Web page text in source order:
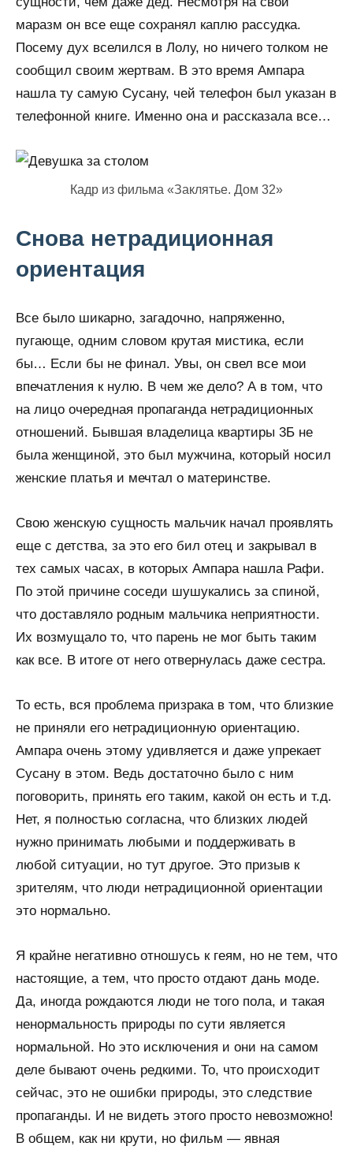
маразм он все еще сохранял каплю рассудка.
Посему дух вселился в Лолу, но ничего толком не
сообщил своим жертвам. В это время Ампара
нашла ту самую Сусану, чей телефон был указан в
телефонной книге. Именно она и рассказала все…
Кадр из фильма «Заклятье. Дом 32»
Снова нетрадиционная
ориентация
Все было шикарно, загадочно, напряженно,
пугающе, одним словом крутая мистика, если
бы… Если бы не финал. Увы, он свел все мои
впечатления к нулю. В чем же дело? А в том, что
на лицо очередная пропаганда нетрадиционных
отношений. Бывшая владелица квартиры 3Б не
была женщиной, это был мужчина, который носил
женские платья и мечтал о материнстве.
Свою женскую сущность мальчик начал проявлять
еще с детства, за это его бил отец и закрывал в
тех самых часах, в которых Ампара нашла Рафи.
По этой причине соседи шушукались за спиной,
что доставляло родным мальчика неприятности.
Их возмущало то, что парень не мог быть таким
как все. В итоге от него отвернулась даже сестра.
То есть, вся проблема призрака в том, что близкие
не приняли его нетрадиционную ориентацию.
Ампара очень этому удивляется и даже упрекает
Сусану в этом. Ведь достаточно было с ним
поговорить, принять его таким, какой он есть и т.д.
Нет, я полностью согласна, что близких людей
нужно принимать любыми и поддерживать в
любой ситуации, но тут другое. Это призыв к
зрителям, что люди нетрадиционной ориентации
это нормально.
Я крайне негативно отношусь к геям, но не тем, что
настоящие, а тем, что просто отдают дань моде.
Да, иногда рождаются люди не того пола, и такая
ненормальность природы по сути является
нормальной. Но это исключения и они на самом
деле бывают очень редкими. То, что происходит
сейчас, это не ошибки природы, это следствие
пропаганды. И не видеть этого просто невозможно!
В общем, как ни крути, но фильм — явная